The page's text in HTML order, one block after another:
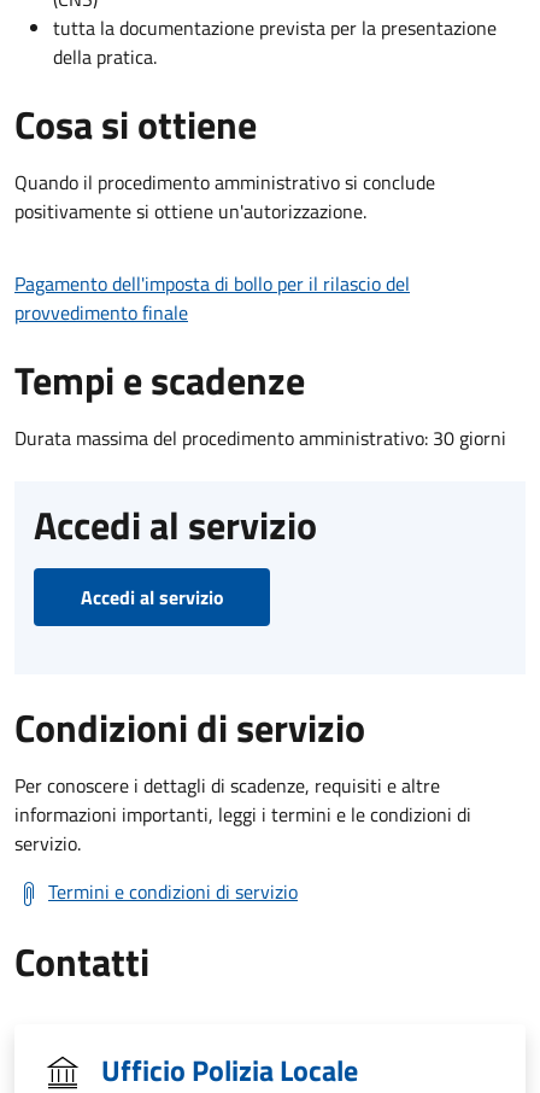
tutta la documentazione prevista per la presentazione
della pratica.
Cosa si ottiene
Quando il procedimento amministrativo si conclude
positivamente si ottiene un'autorizzazione.
Pagamento dell'imposta di bollo per il rilascio del
provvedimento finale
Tempi e scadenze
Durata massima del procedimento amministrativo: 30 giorni
Accedi al servizio
Accedi al servizio
Condizioni di servizio
Per conoscere i dettagli di scadenze, requisiti e altre
informazioni importanti, leggi i termini e le condizioni di
servizio.
Termini e condizioni di servizio
Contatti
Ufficio Polizia Locale